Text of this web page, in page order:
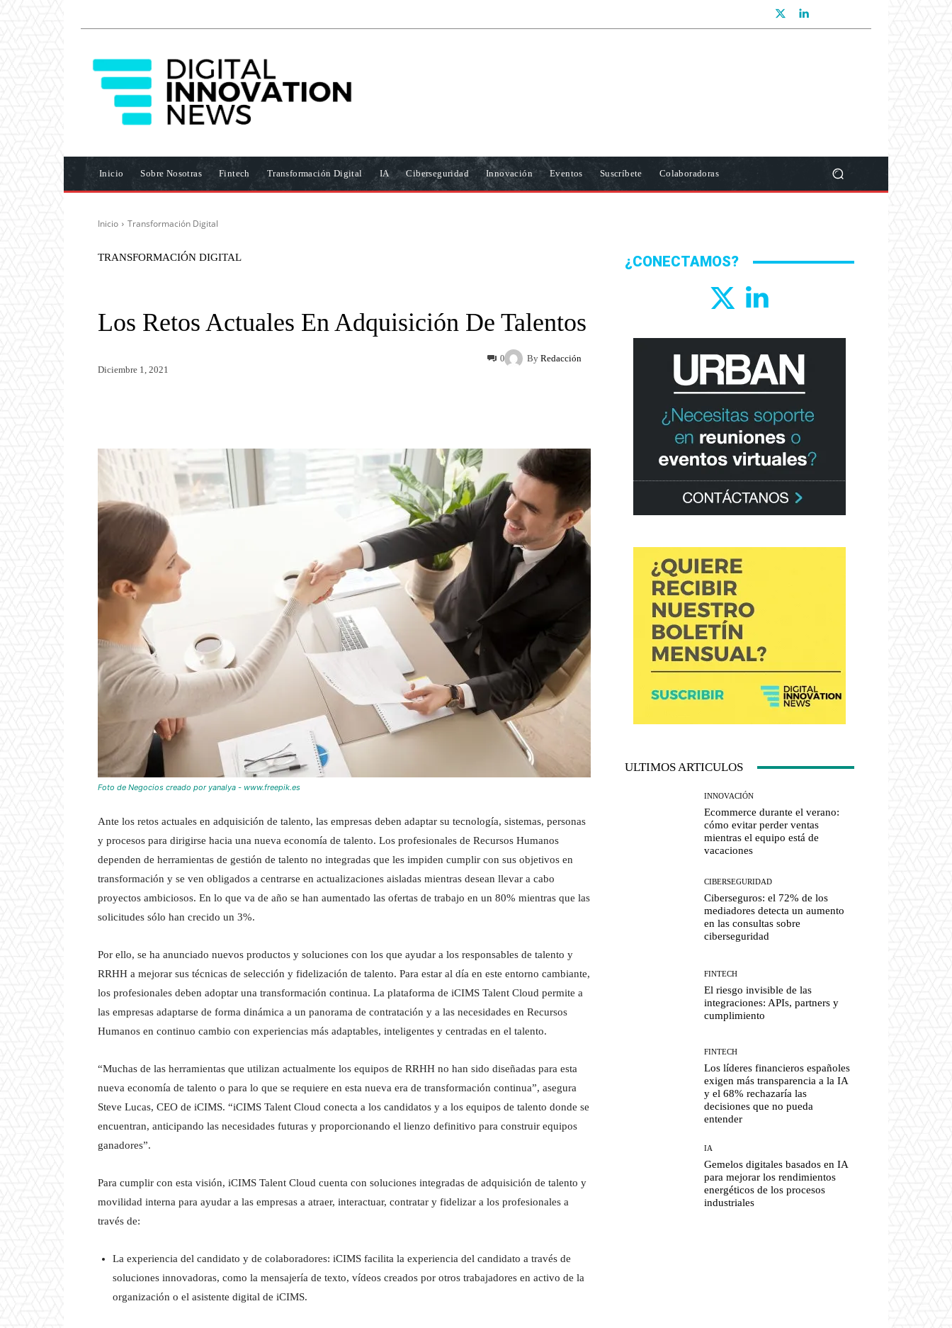
Inicio Sobre Nosotras Fintech Transformación Digital IA Ciberseguridad Innovación Eventos Suscríbete Colaboradoras
Inicio Transformación Digital
TRANSFORMACIÓN DIGITAL
Los Retos Actuales En Adquisición De Talentos
By Redacción
Diciembre 1, 2021
0
Foto de Negocios creado por yanalya - www.freepik.es
Ante los retos actuales en adquisición de talento, las empresas deben adaptar su tecnología, sistemas, personas
y procesos para dirigirse hacia una nueva economía de talento. Los profesionales de Recursos Humanos
dependen de herramientas de gestión de talento no integradas que les impiden cumplir con sus objetivos en
transformación y se ven obligados a centrarse en actualizaciones aisladas mientras desean llevar a cabo
proyectos ambiciosos. En lo que va de año se han aumentado las ofertas de trabajo en un 80% mientras que las
solicitudes sólo han crecido un 3%.
Por ello, se ha anunciado nuevos productos y soluciones con los que ayudar a los responsables de talento y
RRHH a mejorar sus técnicas de selección y fidelización de talento. Para estar al día en este entorno cambiante,
los profesionales deben adoptar una transformación continua. La plataforma de iCIMS Talent Cloud permite a
las empresas adaptarse de forma dinámica a un panorama de contratación y a las necesidades en Recursos
Humanos en continuo cambio con experiencias más adaptables, inteligentes y centradas en el talento.
“Muchas de las herramientas que utilizan actualmente los equipos de RRHH no han sido diseñadas para esta
nueva economía de talento o para lo que se requiere en esta nueva era de transformación continua”, asegura
Steve Lucas, CEO de iCIMS. “iCIMS Talent Cloud conecta a los candidatos y a los equipos de talento donde se
encuentran, anticipando las necesidades futuras y proporcionando el lienzo definitivo para construir equipos
ganadores”.
Para cumplir con esta visión, iCIMS Talent Cloud cuenta con soluciones integradas de adquisición de talento y
movilidad interna para ayudar a las empresas a atraer, interactuar, contratar y fidelizar a los profesionales a
través de:
La experiencia del candidato y de colaboradores: iCIMS facilita la experiencia del candidato a través de
soluciones innovadoras, como la mensajería de texto, vídeos creados por otros trabajadores en activo de la
organización o el asistente digital de iCIMS.
¿CONECTAMOS?
ULTIMOS ARTICULOS
INNOVACIÓN
Ecommerce durante el verano:
cómo evitar perder ventas
mientras el equipo está de
vacaciones
CIBERSEGURIDAD
Ciberseguros: el 72% de los
mediadores detecta un aumento
en las consultas sobre
ciberseguridad
FINTECH
El riesgo invisible de las
integraciones: APIs, partners y
cumplimiento
FINTECH
Los líderes financieros españoles
exigen más transparencia a la IA
y el 68% rechazaría las
decisiones que no pueda
entender
IA
Gemelos digitales basados en IA
para mejorar los rendimientos
energéticos de los procesos
industriales